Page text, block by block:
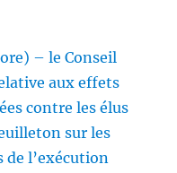
– le Conseil
aux effets
contre les élus
sur les
de l’exécution